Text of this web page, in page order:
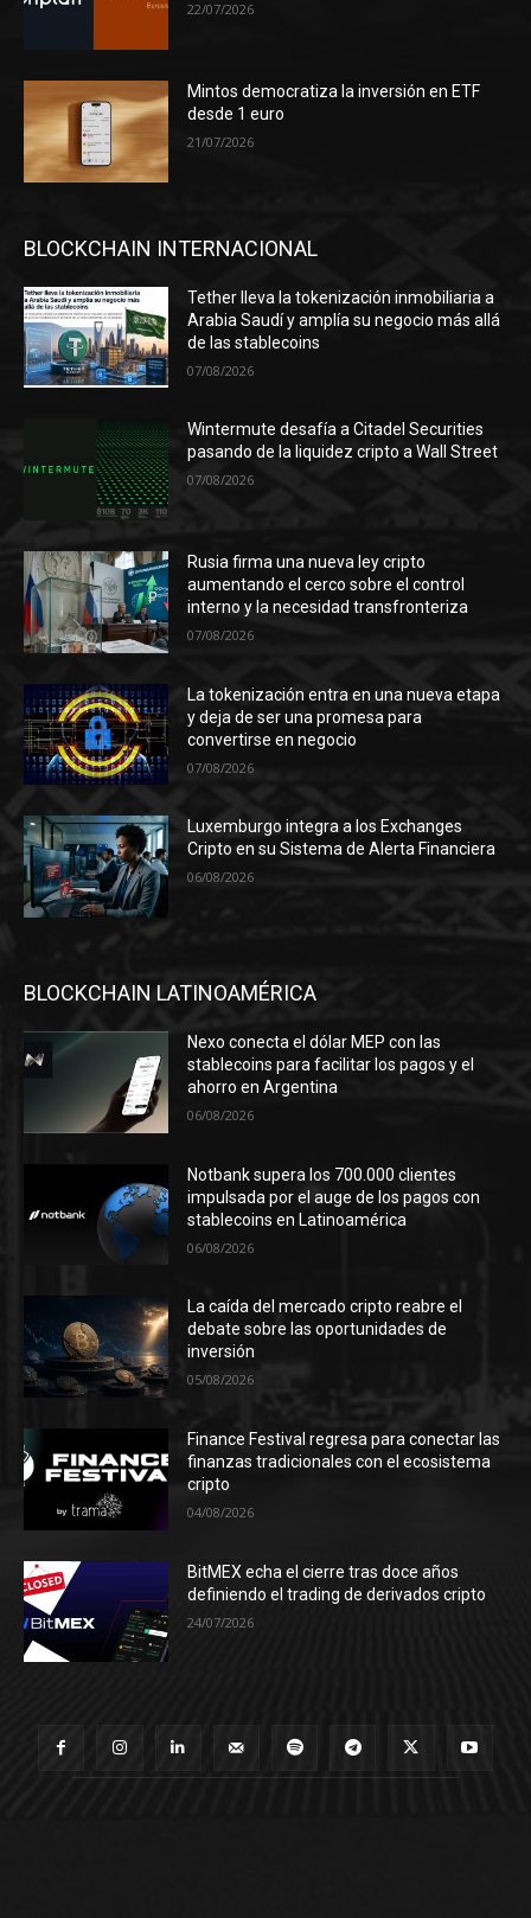
22/07/2026
Mintos democratiza la inversión en ETF
desde 1 euro
21/07/2026
BLOCKCHAIN INTERNACIONAL
Tether lleva la tokenización inmobiliaria a
Arabia Saudí y amplía su negocio más allá
de las stablecoins
07/08/2026
Wintermute desafía a Citadel Securities
pasando de la liquidez cripto a Wall Street
07/08/2026
Rusia firma una nueva ley cripto
aumentando el cerco sobre el control
interno y la necesidad transfronteriza
07/08/2026
La tokenización entra en una nueva etapa
y deja de ser una promesa para
convertirse en negocio
07/08/2026
Luxemburgo integra a los Exchanges
Cripto en su Sistema de Alerta Financiera
06/08/2026
BLOCKCHAIN LATINOAMÉRICA
Nexo conecta el dólar MEP con las
stablecoins para facilitar los pagos y el
ahorro en Argentina
06/08/2026
Notbank supera los 700.000 clientes
impulsada por el auge de los pagos con
stablecoins en Latinoamérica
06/08/2026
La caída del mercado cripto reabre el
debate sobre las oportunidades de
inversión
05/08/2026
Finance Festival regresa para conectar las
finanzas tradicionales con el ecosistema
cripto
04/08/2026
BitMEX echa el cierre tras doce años
definiendo el trading de derivados cripto
24/07/2026